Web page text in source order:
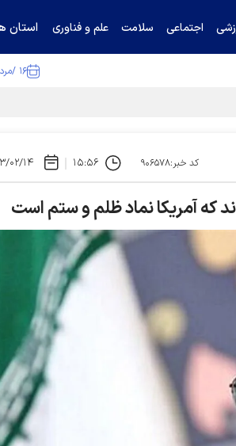
اجتماعی سلامت علم و فناوری استان
۱۶ /مرداد /۱۴۰۵
کد خبر:۹۰۶۵۷۸ ۱۵:۵۶ ۱۴۰۳/
که آمریکا نماد ظلم و ستم است